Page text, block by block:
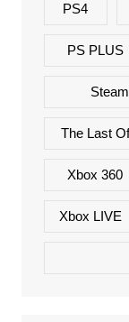
PS4
PS PLUS
Steam
The Last
Xbox 360
Xbox LIVE